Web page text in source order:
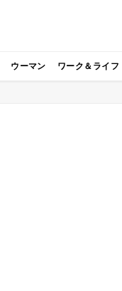
ウーマン ワーク＆ライフ